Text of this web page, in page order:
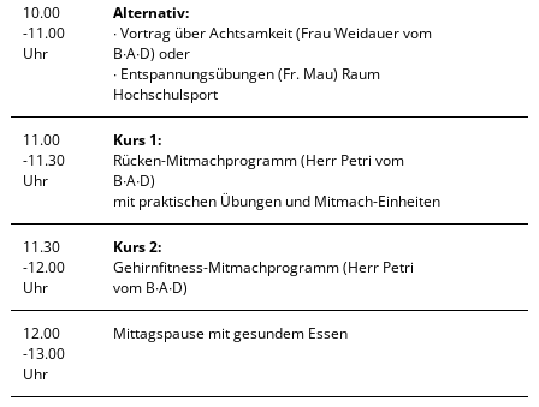
10.00
-11.00
Uhr
Alternativ:
∙ Vortrag über Achtsamkeit (Frau Weidauer vom
B∙A∙D) oder
∙ Entspannungsübungen (Fr. Mau) Raum
Hochschulsport
11.00
-11.30
Uhr
Kurs 1:
Rücken-Mitmachprogramm (Herr Petri vom
B∙A∙D)
mit praktischen Übungen und Mitmach-Einheiten
11.30
-12.00
Uhr
Kurs 2:
Gehirnfitness-Mitmachprogramm (Herr Petri
vom B∙A∙D)
12.00
-13.00
Uhr
Mittagspause mit gesundem Essen